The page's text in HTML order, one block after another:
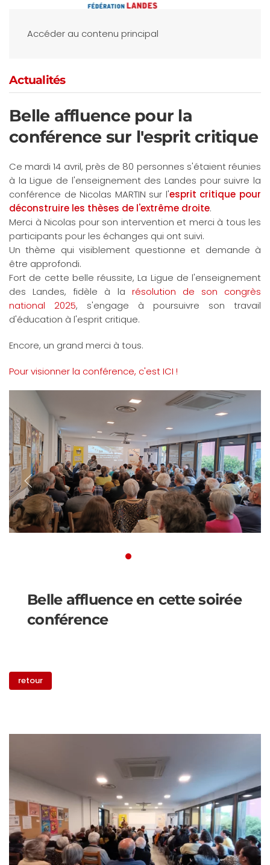
Accéder au contenu principal
Actualités
Belle affluence pour la
conférence sur l'esprit critique
Ce mardi 14 avril, près de 80 personnes s'étaient réunies
à la Ligue de l'enseignement des Landes pour suivre la
conférence de Nicolas MARTIN sur l'esprit critique pour
déconstruire les thèses de l'extrême droite.
Merci à Nicolas pour son intervention et merci à tous les
participants pour les échanges qui ont suivi.
Un thème qui visiblement questionne et demande à
être approfondi.
Fort de cette belle réussite, La Ligue de l'enseignement
des Landes, fidèle à la résolution de son congrès
national 2025, s'engage à poursuivre son travail
d'éducation à l'esprit critique.
Encore, un grand merci à tous.
Pour visionner la conférence, c'est ICI !
Belle affluence en cette soirée
conférence
retour